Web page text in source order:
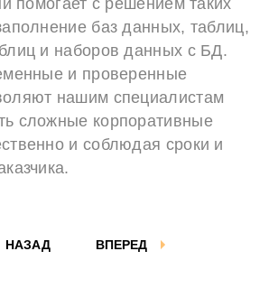
помогает с решением таких
баз данных, таблиц,
и наборов данных с БД.
и проверенные
нашим специалистам
сложные корпоративные
и соблюдая сроки и
ВПЕРЕД
НАЗАД